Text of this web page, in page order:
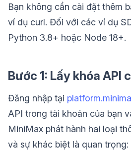
Bạn không cần cài đặt thêm
ví dụ curl. Đối với các ví dụ
Python 3.8+ hoặc Node 18+.
Bước 1: Lấy khóa API
Đăng nhập tại
API trong tài khoản của bạn
MiniMax phát hành hai loại
và sự khác biệt là quan trọng: